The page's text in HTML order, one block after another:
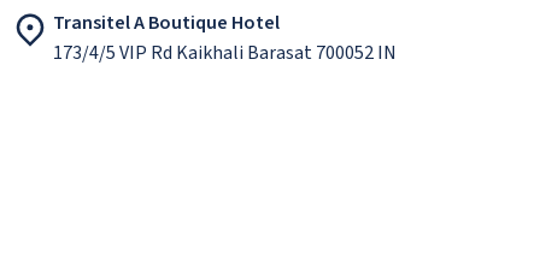
Transitel A Boutique Hotel
173/4/5 VIP Rd Kaikhali Barasat 700052 IN